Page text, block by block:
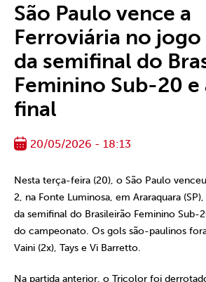
São Paulo vence a
Ferroviária no
da semifinal do
Feminino Sub-20 e
final
20/05/2026 - 18:13
Nesta terça-feira (20), o São Paulo
2, na Fonte Luminosa, em Araraquara
da semifinal do Brasileirão Feminino Sub-
do campeonato. Os gols são-paulinos
Vaini (2x), Tays e Vi Barretto.
Na partida anterior, o Tricolor foi